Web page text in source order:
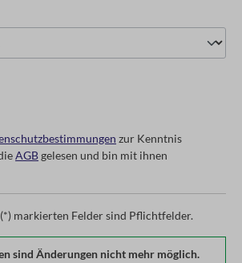
zur Kenntnis
AGBgelesen und bin mit ihnen
markierten Felder sind Pflichtfelder.
sind Änderungen nicht mehr möglich.